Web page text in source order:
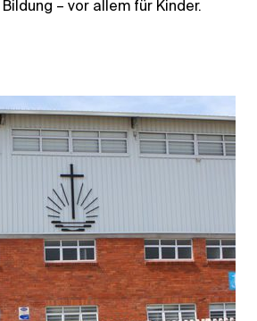
– vor allem für Kinder.